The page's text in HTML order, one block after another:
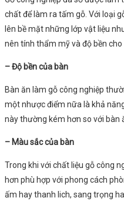
chất để làm ra tấm gỗ. Với loại
lên bề mặt những lớp vật liệu
nên tính thẩm mỹ và độ bền cho
– Độ bền của bàn
Bàn ăn làm gỗ công nghiệp
một nhược điểm nữa là khả
này thường kém hơn so với bàn
– Màu sắc của bàn
Trong khi với chất liệu gỗ công
hơn phù hợp với phong cách
ấm hay thanh lich, sang trọng